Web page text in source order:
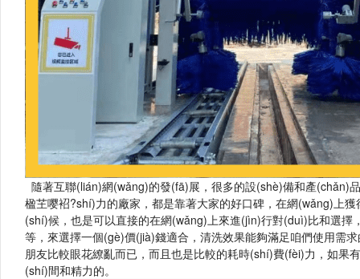
隨著互聯(lián)網(wǎng)的發(fā)展，很多的設(shè)備和產(chǎn)品
楹芏嘤袑?shí)力的廠家，都是靠著大家的好口碑，在網(wǎng)上獲
(shí)候，也是可以直接的在網(wǎng)上來進(jìn)行對(duì)比和選擇
等，來選擇一個(gè)價(jià)錢適合，清洗效果能夠滿足咱們使用需
朋友比較眼花繚亂而已，而且也是比較的耗時(shí)費(fèi)力，如
(shí)間和精力的。